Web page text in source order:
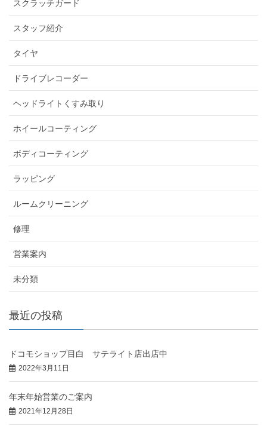
スクラッチガード
スタッフ紹介
タイヤ
ドライブレコーダー
ヘッドライトくすみ取り
ホイールコーティング
ボディコーティング
ラッピング
ルームクリーニング
修理
営業案内
未分類
最近の投稿
ドコモショップ目白 サテライト店出店中
2022年3月11日
年末年始営業のご案内
2021年12月28日